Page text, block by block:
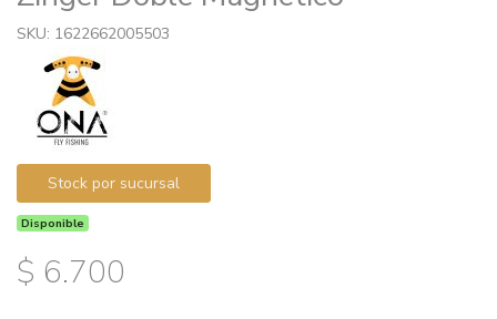
SKU: 1622662005503
Stock por sucursal
Disponible
$ 6.700